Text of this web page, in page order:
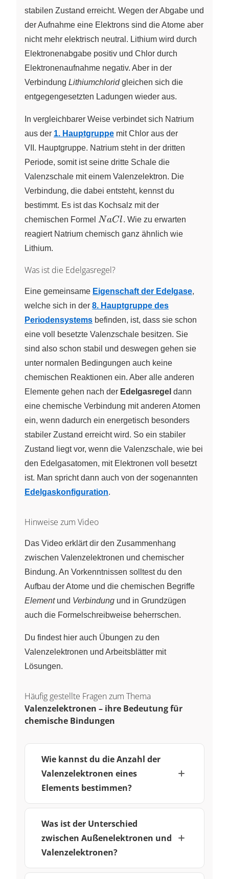
stabilen Zustand erreicht. Wegen der Abgabe und
der Aufnahme eine Elektrons sind die Atome aber
nicht mehr elektrisch neutral. Lithium wird durch
Elektronenabgabe positiv und Chlor durch
Elektronenaufnahme negativ. Aber in der
Verbindung Lithiumchloridgleichen sich die
entgegengesetzten Ladungen wieder aus.
In vergleichbarer Weise verbindet sich Natrium
aus der 1. Hauptgruppe mit Chlor aus der
VII. Hauptgruppe. Natrium steht in der dritten
Periode, somit ist seine dritte Schale die
Valenzschale mit einem Valenzelektron. Die
Verbindung, die dabei entsteht, kennst du
bestimmt. Es ist das Kochsalz mit der
chemischen Formel
NaCl
NaCl. Wie zu erwarten
reagiert Natrium chemisch ganz ähnlich wie
Lithium.
Was ist die Edelgasregel?
Eine gemeinsame Eigenschaft der Edelgase,
welche sich in der 8. Hauptgruppe des
Periodensystems befinden, ist, dass sie schon
eine voll besetzte Valenzschale besitzen. Sie
sind also schon stabil und deswegen gehen sie
unter normalen Bedingungen auch keine
chemischen Reaktionen ein. Aber alle anderen
Elemente gehen nach der Edelgasregel dann
eine chemische Verbindung mit anderen Atomen
ein, wenn dadurch ein energetisch besonders
stabiler Zustand erreicht wird. So ein stabiler
Zustand liegt vor, wenn die Valenzschale, wie bei
den Edelgasatomen, mit Elektronen voll besetzt
ist. Man spricht dann auch von der sogenannten
Edelgaskonfiguration.
Hinweise zum Video
Das Video erklärt dir den Zusammenhang
zwischen Valenzelektronen und chemischer
Bindung. An Vorkenntnissen solltest du den
Aufbau der Atome und die chemischen Begriffe
Elementund Verbindung und in Grundzügen
auch die Formelschreibweise beherrschen.
Du findest hier auch Übungen zu den
Valenzelektronen und Arbeitsblätter mit
Lösungen.
Häufig gestellte Fragen zum Thema
Valenzelektronen – ihre Bedeutung für
chemische Bindungen
Wie kannst du die Anzahl der
Valenzelektronen eines
Elements bestimmen?
Was ist der Unterschied
zwischen Außenelektronen und
Valenzelektronen?